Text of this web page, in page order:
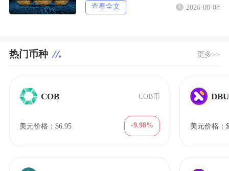
查看全文 2026-08-08
热门币种 更多>>
COB COB币
美元价格：$6.95 -9.98% 美元价格：